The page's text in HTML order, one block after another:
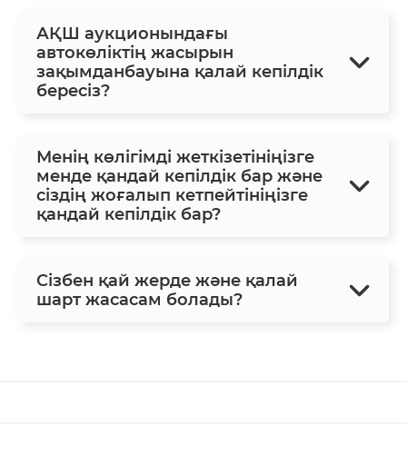
АҚШ аукционындағы
автокөліктің жасырын
зақымданбауына қалай кепілдік
бересіз?
Менің көлігімді жеткізетініңізге
менде қандай кепілдік бар және
сіздің жоғалып кетпейтініңізге
қандай кепілдік бар?
Сізбен қай жерде және қалай
шарт жасасам болады?